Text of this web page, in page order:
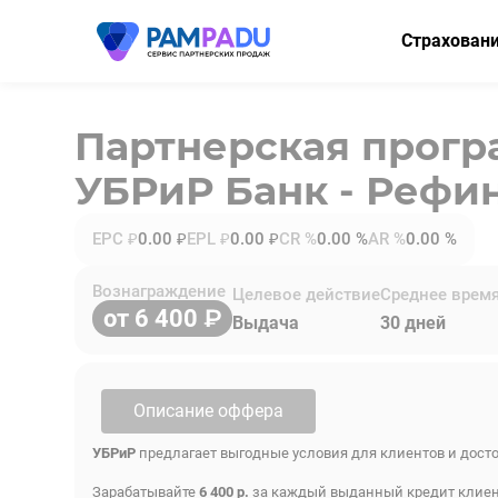
Мини-КАСКО
Здоровье
Партнерская
УБРиР Банк -
EPC ₽0.00 ₽EPL ₽0.00 ₽CR %0.00 %AR %0.00 %
Вознаграждение
от 6 400
Целевое действие
Выдача
Среднее
30 дней
Описание оффера
УБРиР предлагает выгодные условия для клиентов и
Зарабатывайте 6 400 р. за каждый выданный кредит